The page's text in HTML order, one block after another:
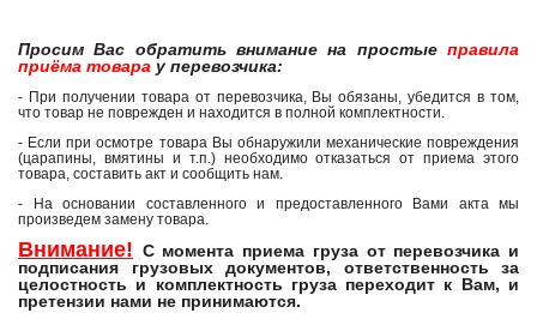
Просим Вас обратить внимание на простые правила
приёма товара у перевозчика:
- При получении товара от перевозчика, Вы обязаны, убедится в том,
что товар не поврежден и находится в полной комплектности.
- Если при осмотре товара Вы обнаружили механические повреждения
(царапины, вмятины и т.п.) необходимо отказаться от приема этого
товара, составить акт и сообщить нам.
- На основании составленного и предоставленного Вами акта мы
произведем замену товара.
Внимание! С момента приема груза от перевозчика и
подписания грузовых документов, ответственность за
целостность и комплектность груза переходит к Вам, и
претензии нами не принимаются.